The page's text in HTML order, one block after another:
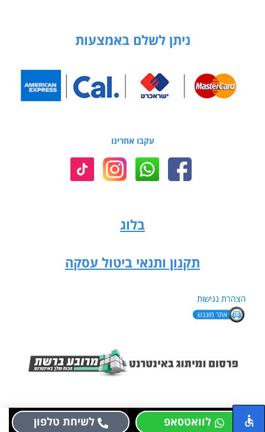
ניתן לשלם באמצעות
עקבו אחרינו
בלוג
תקנון ותנאי ביטול עסקה
הצהרת נגישות
לוואטסאפ לשיחת טלפון